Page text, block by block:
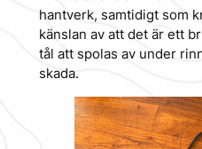
hantverk, samtidigt som
känslan av att det är ett
tål att spolas av under
skada.